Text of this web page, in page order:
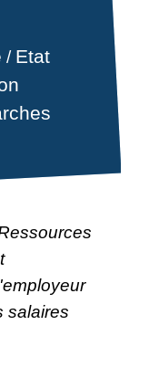
/ Etat
salaires